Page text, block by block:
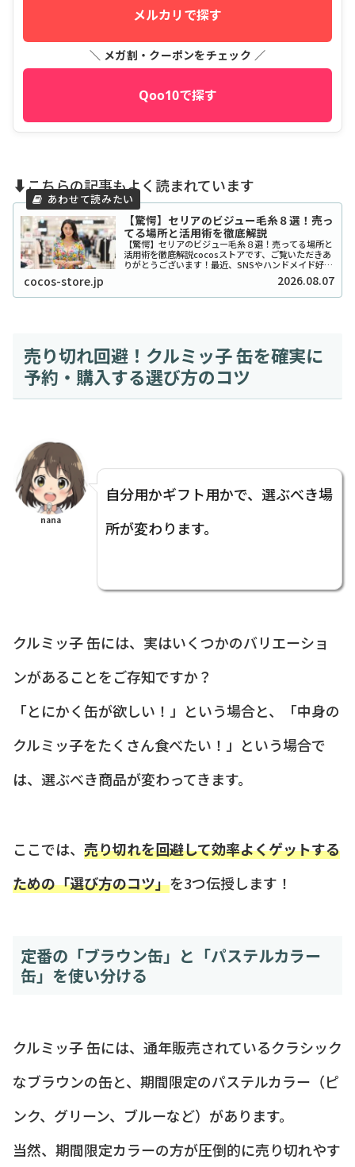
メルカリで探す
＼ メガ割・クーポンをチェック ／
Qoo10で探す
⬇️こちらの記事もよく読まれています
【驚愕】セリアのビジュー毛糸８選！売っ
てる場所と活用術を徹底解説
【驚愕】セリアのビジュー毛糸８選！売ってる場所と
活用術を徹底解説cocosストアです、ご覧いただきあ
りがとうございます！最近、SNSやハンドメイド好き
の間で「宝石みたいで可愛い！」と話題沸騰中の、セ
リアのビジュー系毛糸をご存知ですか？キラキ...
cocos-store.jp 2026.08.07
売り切れ回避！クルミッ子 缶を確実に
予約・購入する選び方のコツ
nana
自分用かギフト用かで、選ぶべき場
所が変わります。
クルミッ子 缶には、実はいくつかのバリエーショ
ンがあることをご存知ですか？
「とにかく缶が欲しい！」という場合と、「中身の
クルミッ子をたくさん食べたい！」という場合で
は、選ぶべき商品が変わってきます。
ここでは、 売り切れを回避して効率よくゲットする
ための「選び方のコツ」を3つ伝授します！
定番の「ブラウン缶」と「パステルカラー
缶」を使い分ける
クルミッ子 缶には、通年販売されているクラシック
なブラウンの缶と、期間限定のパステルカラー（ピ
ンク、グリーン、ブルーなど）があります。
当然、期間限定カラーの方が圧倒的に売り切れやす